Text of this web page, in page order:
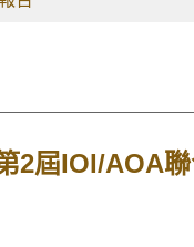
2屆IOI/AOA聯